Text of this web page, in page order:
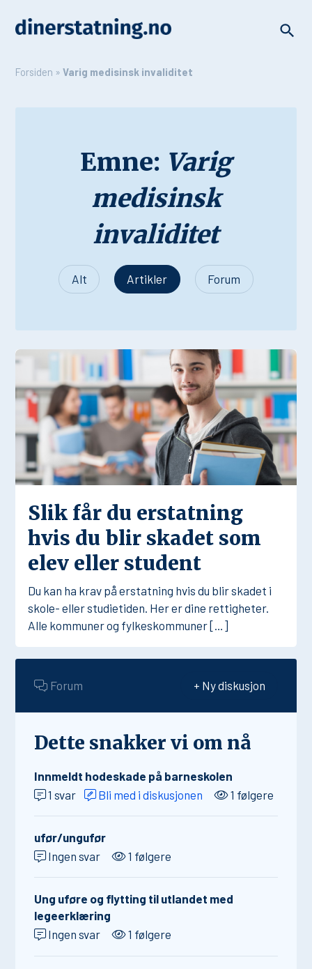
Forsiden »Varig medisinsk invaliditet
Emne: Varig
medisinsk
invaliditet
Alt Artikler Forum
Slik får du erstatning
hvis du blir skadet som
elev eller student
Du kan ha krav på erstatning hvis du blir skadet i
skole- eller studietiden. Her er dine rettigheter.
Alle kommuner og fylkeskommuner […]
Forum + Ny diskusjon
Dette snakker vi om nå
Innmeldt hodeskade på barneskolen
1 svar
Bli med i diskusjonen 1 følgere
ufør/ungufør
Ingen svar
1 følgere
Ung uføre og flytting til utlandet med
legeerklæring
Ingen svar
1 følgere